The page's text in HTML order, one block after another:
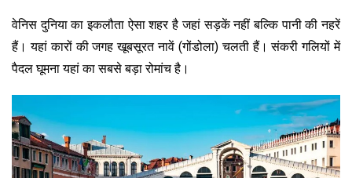
वेनिस दुनिया का इकलौता ऐसा शहर है जहां सड़कें नहीं बल्कि पानी की नहरें
हैं। यहां कारों की जगह खूबसूरत नावें (गोंडोला) चलती हैं। संकरी गलियों में
पैदल घूमना यहां का सबसे बड़ा रोमांच है।